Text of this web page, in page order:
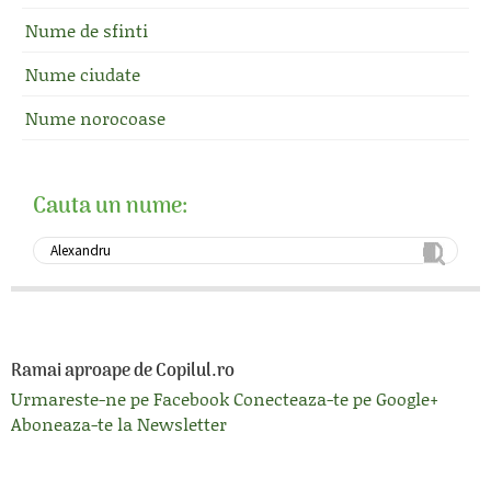
Nume de sfinti
Nume ciudate
Nume norocoase
Cauta un nume:
Ramai aproape de Copilul.ro
Urmareste-ne pe FacebookConecteaza-te pe Google+
Aboneaza-te la Newsletter